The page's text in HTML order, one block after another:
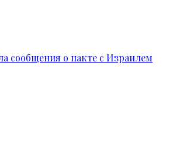
сообщения о пакте с Израилем